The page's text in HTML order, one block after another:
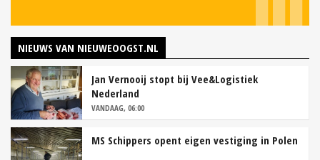
NIEUWS VAN NIEUWEOOGST.NL
Jan Vernooij stopt bij Vee&Logistiek
Nederland
VANDAAG, 06:00
MS Schippers opent eigen vestiging in Polen